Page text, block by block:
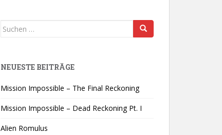
Suchen
NEUESTE BEITRÄGE
Mission Impossible – The Final Reckoning
Mission Impossible – Dead Reckoning Pt. I
Alien Romulus